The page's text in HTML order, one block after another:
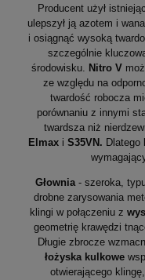
Producent użył
ulepszył ją azotem i
i osiągnąć wysoką
szczególnie
środowisku. Nitro V
ze względu na
twardość robocza
porównaniu z innymi
twardsza niż
Elmax i S35VN. Dlatego
Głownia- szeroka,
drobne zarysowania
klingi w połączeniu z
geometrię krawędzi
Długie zbrocze
łożyska kulkowe
otwierającego